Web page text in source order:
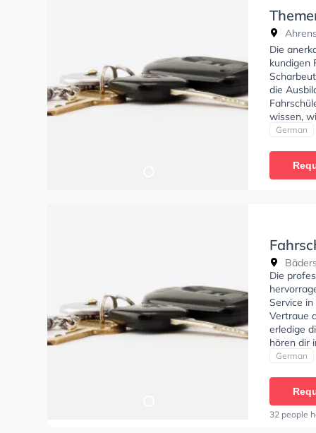
Die
kundigen
die
wissen,
soll.
German
Die
Service
Vertraue
erledige
hören dir
dir eine
German
32 people